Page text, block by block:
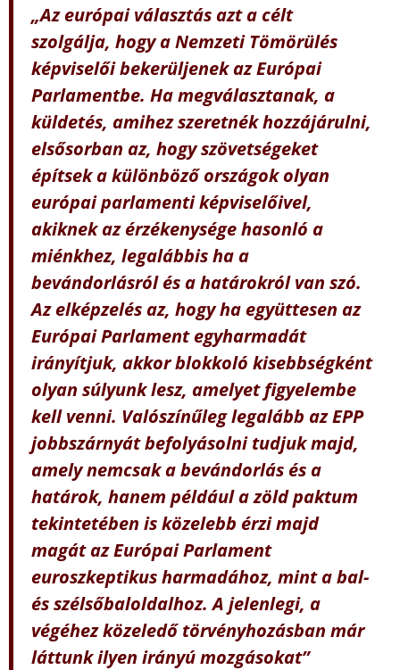
„Az európai választás azt a célt
szolgálja, hogy a Nemzeti Tömörülés
képviselői bekerüljenek az Európai
Parlamentbe. Ha megválasztanak, a
küldetés, amihez szeretnék hozzájárulni,
elsősorban az, hogy szövetségeket
építsek a különböző országok olyan
európai parlamenti képviselőivel,
akiknek az érzékenysége hasonló a
miénkhez, legalábbis ha a
bevándorlásról és a határokról van szó.
Az elképzelés az, hogy ha együttesen az
Európai Parlament egyharmadát
irányítjuk, akkor blokkoló kisebbségként
olyan súlyunk lesz, amelyet figyelembe
kell venni. Valószínűleg legalább az EPP
jobbszárnyát befolyásolni tudjuk majd,
amely nemcsak a bevándorlás és a
határok, hanem például a zöld paktum
tekintetében is közelebb érzi majd
magát az Európai Parlament
euroszkeptikus harmadához, mint a bal-
és szélsőbaloldalhoz. A jelenlegi, a
végéhez közeledő törvényhozásban már
láttunk ilyen irányú mozgásokat”